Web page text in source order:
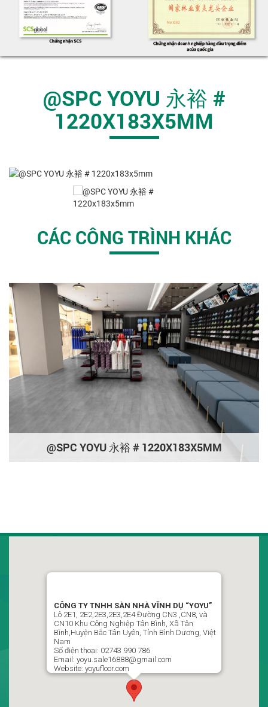
@SPC YOYU 永裕 #
1220X183X5MM
CÁC CÔNG TRÌNH KHÁC
@SPC YOYU 永裕 # 1220X183X5MM
“YOYU”
Phường Vĩnh Tân , Thành Phố Hồ Chí Minh, Việt Nam
02743 990 786 / 0988499951 Ms : Ngọc Thủy P Kinh Doanh
yoyu.sale16888@gmail.com
Theo dõi chúng tôi trên
CÔNG TY TNHH SÀN NHÀ VĨNH DỤ “YOYU”
Lô 2E1, 2E2,2E3,2E3,2E4 Đường CN3 ,CN8, và
CN10 Khu Công Nghiệp Tân Bình, Xã Tân
Bình,Huyện Bắc Tân Uyên, Tỉnh Bình Dương, Việt
Nam
Số điện thoại: 02743 990 786
Email: yoyu.sale16888@gmail.com
Website: yoyufloor.com